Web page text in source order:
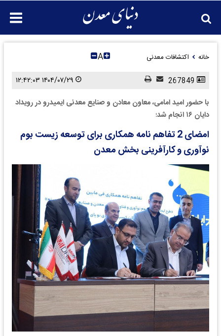
خانه اکتشافات معدنی A
با حضور امید امامی، معاون معادن و صنایع معدنی ایمیدرو در رویداد
دایان ۱۶ انجام شد؛
امضای 2 تفاهم نامه همکاری برای توسعه زیست بوم
نوآوری و کارآفرینی بخش معدن